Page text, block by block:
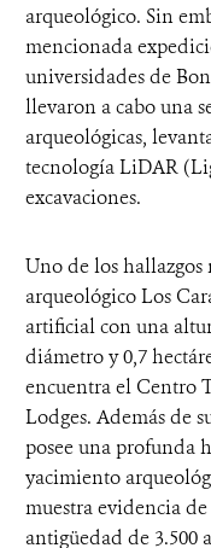
arqueológico. Sin
mencionada
universidades de
llevaron a cabo una
arqueológicas,
tecnología LiDAR
excavaciones.
Uno de los hallazgos
arqueológico Los
artificial con una
diámetro y 0,7
encuentra el Centro
Lodges. Además de
posee una profunda
yacimiento
muestra evidencia
antigüedad de 3.500